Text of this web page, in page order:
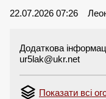
22.07.2026 07:26
Додаткова
ur5lak@ukr.net
Показати всі